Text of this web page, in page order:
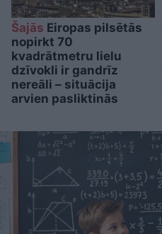
Šajās Eiropas pilsētās
nopirkt 70
kvadrātmetru lielu
dzīvokli ir gandrīz
nereāli – situācija
arvien pasliktinās